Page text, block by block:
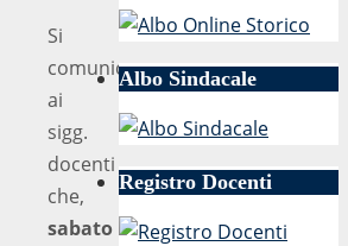
Si
comunica
ai
sigg.
docenti
che,
sabato
Albo Sindacale
Registro Docenti